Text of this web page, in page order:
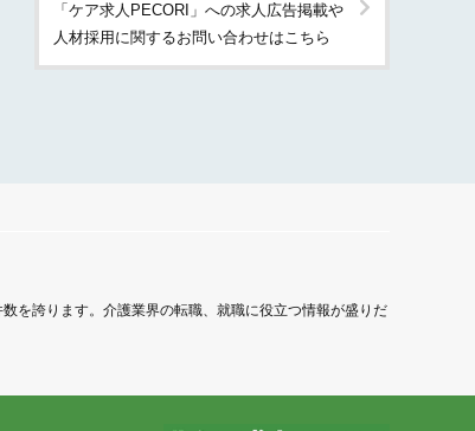
「ケア求人PECORI」への求人広告掲載や
人材採用に関するお問い合わせはこちら
を誇ります。介護業界の転職、就職に役立つ情報が盛りだ